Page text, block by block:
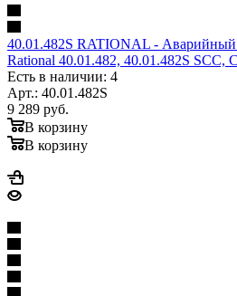
40.01.482S RATIONAL - Аварийный
Rational 40.01.482, 40.01.482S SCC,
Есть в наличии: 4
Арт.: 40.01.482S
9 289 руб.
В корзину
В корзину